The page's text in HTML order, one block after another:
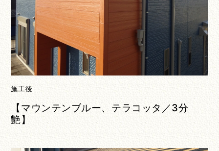
施工後
【マウンテンブルー、テラコッタ／3分
艶】